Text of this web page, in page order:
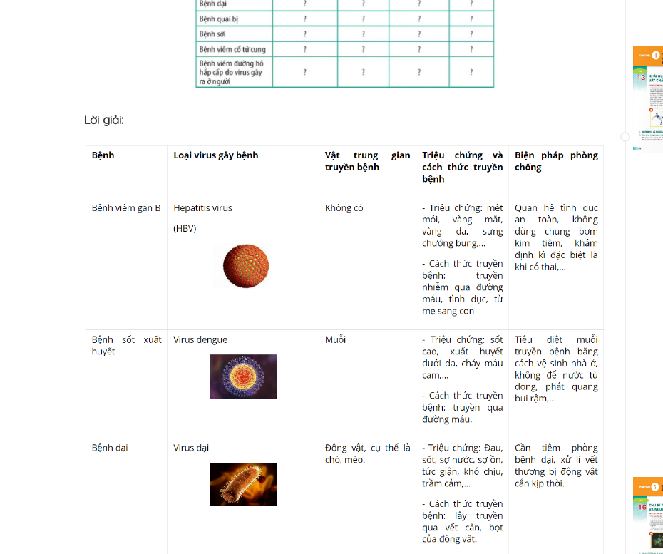
Lời giải: